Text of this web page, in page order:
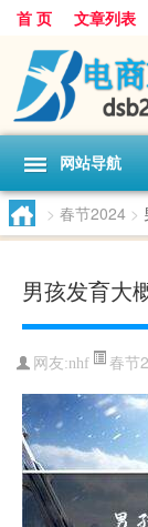
首 页 文章列表
网站导航
> 春节2024 >
男孩发育大
网友:nhf 春节